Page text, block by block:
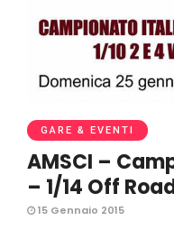
GARE & EVENTI
AMSCI –
– 1/14 Off
15 Gennaio 2015